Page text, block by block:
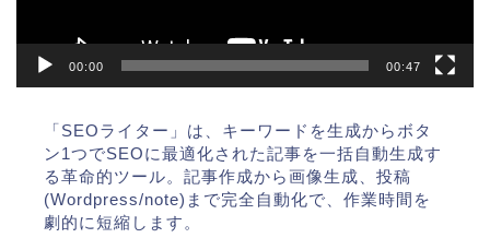
00:00 00:47
「SEOライター」は、キーワードを生成からボタ
ン1つでSEOに最適化された記事を一括自動生成す
る革命的ツール。記事作成から画像生成、投稿
(Wordpress/note)まで完全自動化で、作業時間を
劇的に短縮します。